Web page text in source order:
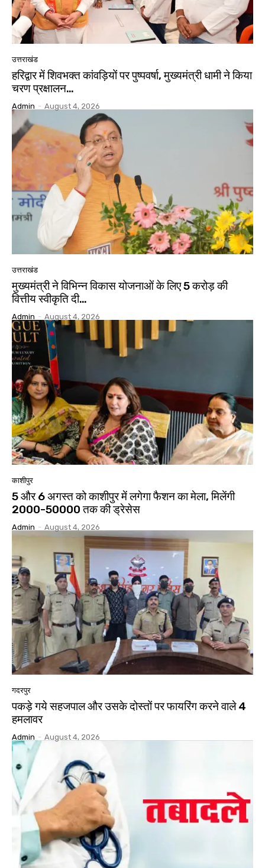
उत्तराखंड
हरिद्वार में शिवभक्त कांवड़ियों पर पुष्पवर्षा, मुख्यमंत्री धामी ने किया
चरण प्रक्षालन…
Admin - August 4, 2026
उत्तराखंड
मुख्यमंत्री ने विभिन्न विकास योजनाओं के लिए ₹5 करोड़ की
वित्तीय स्वीकृति दी…
Admin - August 4, 2026
काशीपुर
5 और 6 अगस्त को काशीपुर में लगेगा फैशन का मेला, मिलेंगी
2000-50000 तक की ड्रेसेस
Admin - August 4, 2026
गदरपुर
पकड़े गये सहजपाल और उसके दोस्तों पर फायरिंग करने वाले 4
हमलावर
Admin - August 4, 2026